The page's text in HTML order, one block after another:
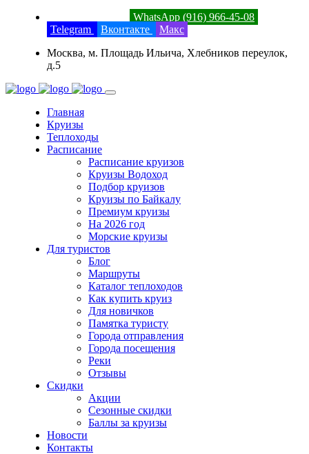
WhatsApp (916) 966-45-08
Telegram
Вконтакте
Макс
Москва, м. Площадь Ильича, Хлебников переулок,
д.5
Главная
Круизы
Теплоходы
Расписание
Расписание круизов
Круизы Водоход
Подбор круизов
Круизы по Байкалу
Премиум круизы
На 2026 год
Морские круизы
Для туристов
Блог
Маршруты
Каталог теплоходов
Как купить круиз
Для новичков
Памятка туристу
Города отправления
Города посещения
Реки
Отзывы
Скидки
Акции
Сезонные скидки
Баллы за круизы
Новости
Контакты